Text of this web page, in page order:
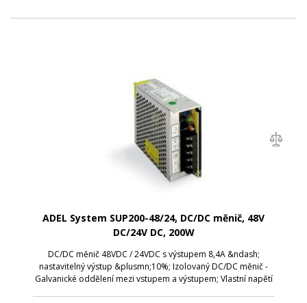
ADEL System SUP200-48/24, DC/DC měnič, 48V
DC/24V DC, 200W
DC/DC měnič 48VDC / 24VDC s výstupem 8,4A &ndash;
nastavitelný výstup &plusmn;10%; Izolovaný DC/DC měnič -
Galvanické oddělení mezi vstupem a výstupem; Vlastní napětí